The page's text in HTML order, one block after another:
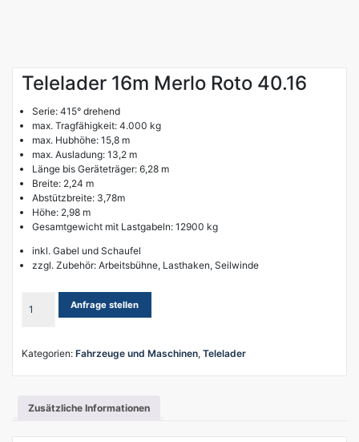
Telelader 16m Merlo Roto 40.16
Serie: 415° drehend
max. Tragfähigkeit: 4.000 kg
max. Hubhöhe: 15,8 m
max. Ausladung: 13,2 m
Länge bis Geräteträger: 6,28 m
Breite: 2,24 m
Abstützbreite: 3,78m
Höhe: 2,98 m
Gesamtgewicht mit Lastgabeln: 12900 kg
inkl. Gabel und Schaufel
zzgl. Zubehör: Arbeitsbühne, Lasthaken, Seilwinde
16m
40.16
Anfrage stellen
Kategorien: Fahrzeuge und Maschinen, Telelader
Zusätzliche Informationen